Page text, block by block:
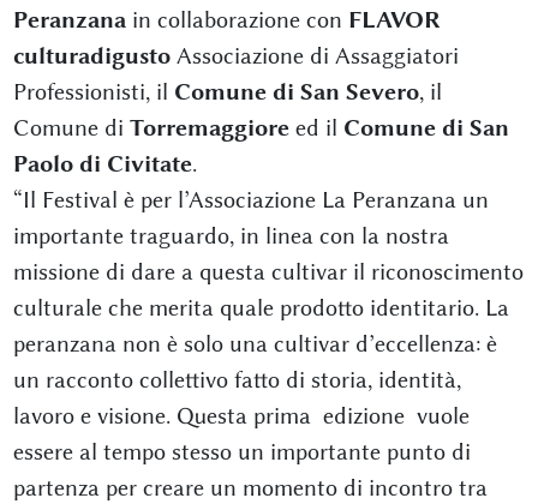
Peranzana in collaborazione con FLAVOR
culturadigustoAssociazione di Assaggiatori
Professionisti, il Comune di San Severo, il
Comune di Torremaggioreed il Comune di San
Paolo di Civitate.
“Il Festival è per l’Associazione La Peranzana un
importante traguardo, in linea con la nostra
missione di dare a questa cultivar il riconoscimento
culturale che merita quale prodotto identitario. La
peranzana non è solo una cultivar d’eccellenza: è
un racconto collettivo fatto di storia, identità,
lavoro e visione. Questa prima edizione vuole
essere al tempo stesso un importante punto di
partenza per creare un momento di incontro tra